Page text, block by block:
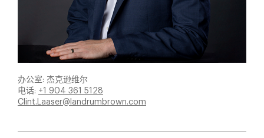
办公室: 杰克逊维尔
电话: +1 904 361 5128
Clint.Laaser@landrumbrown.com